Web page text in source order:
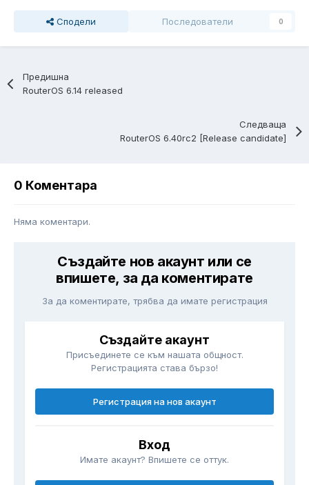
Сподели Последователи 0
Предишна
RouterOS 6.14 released
Следваща
RouterOS 6.40rc2 [Release candidate]
0 Коментара
Няма коментари.
Създайте нов акаунт или се
впишете, за да коментирате
За да коментирате, трябва да имате регистрация
Създайте акаунт
Присъединете се към нашата общност.
Регистрацията става бързо!
Регистрация на нов акаунт
Вход
Имате акаунт? Впишете се оттук.